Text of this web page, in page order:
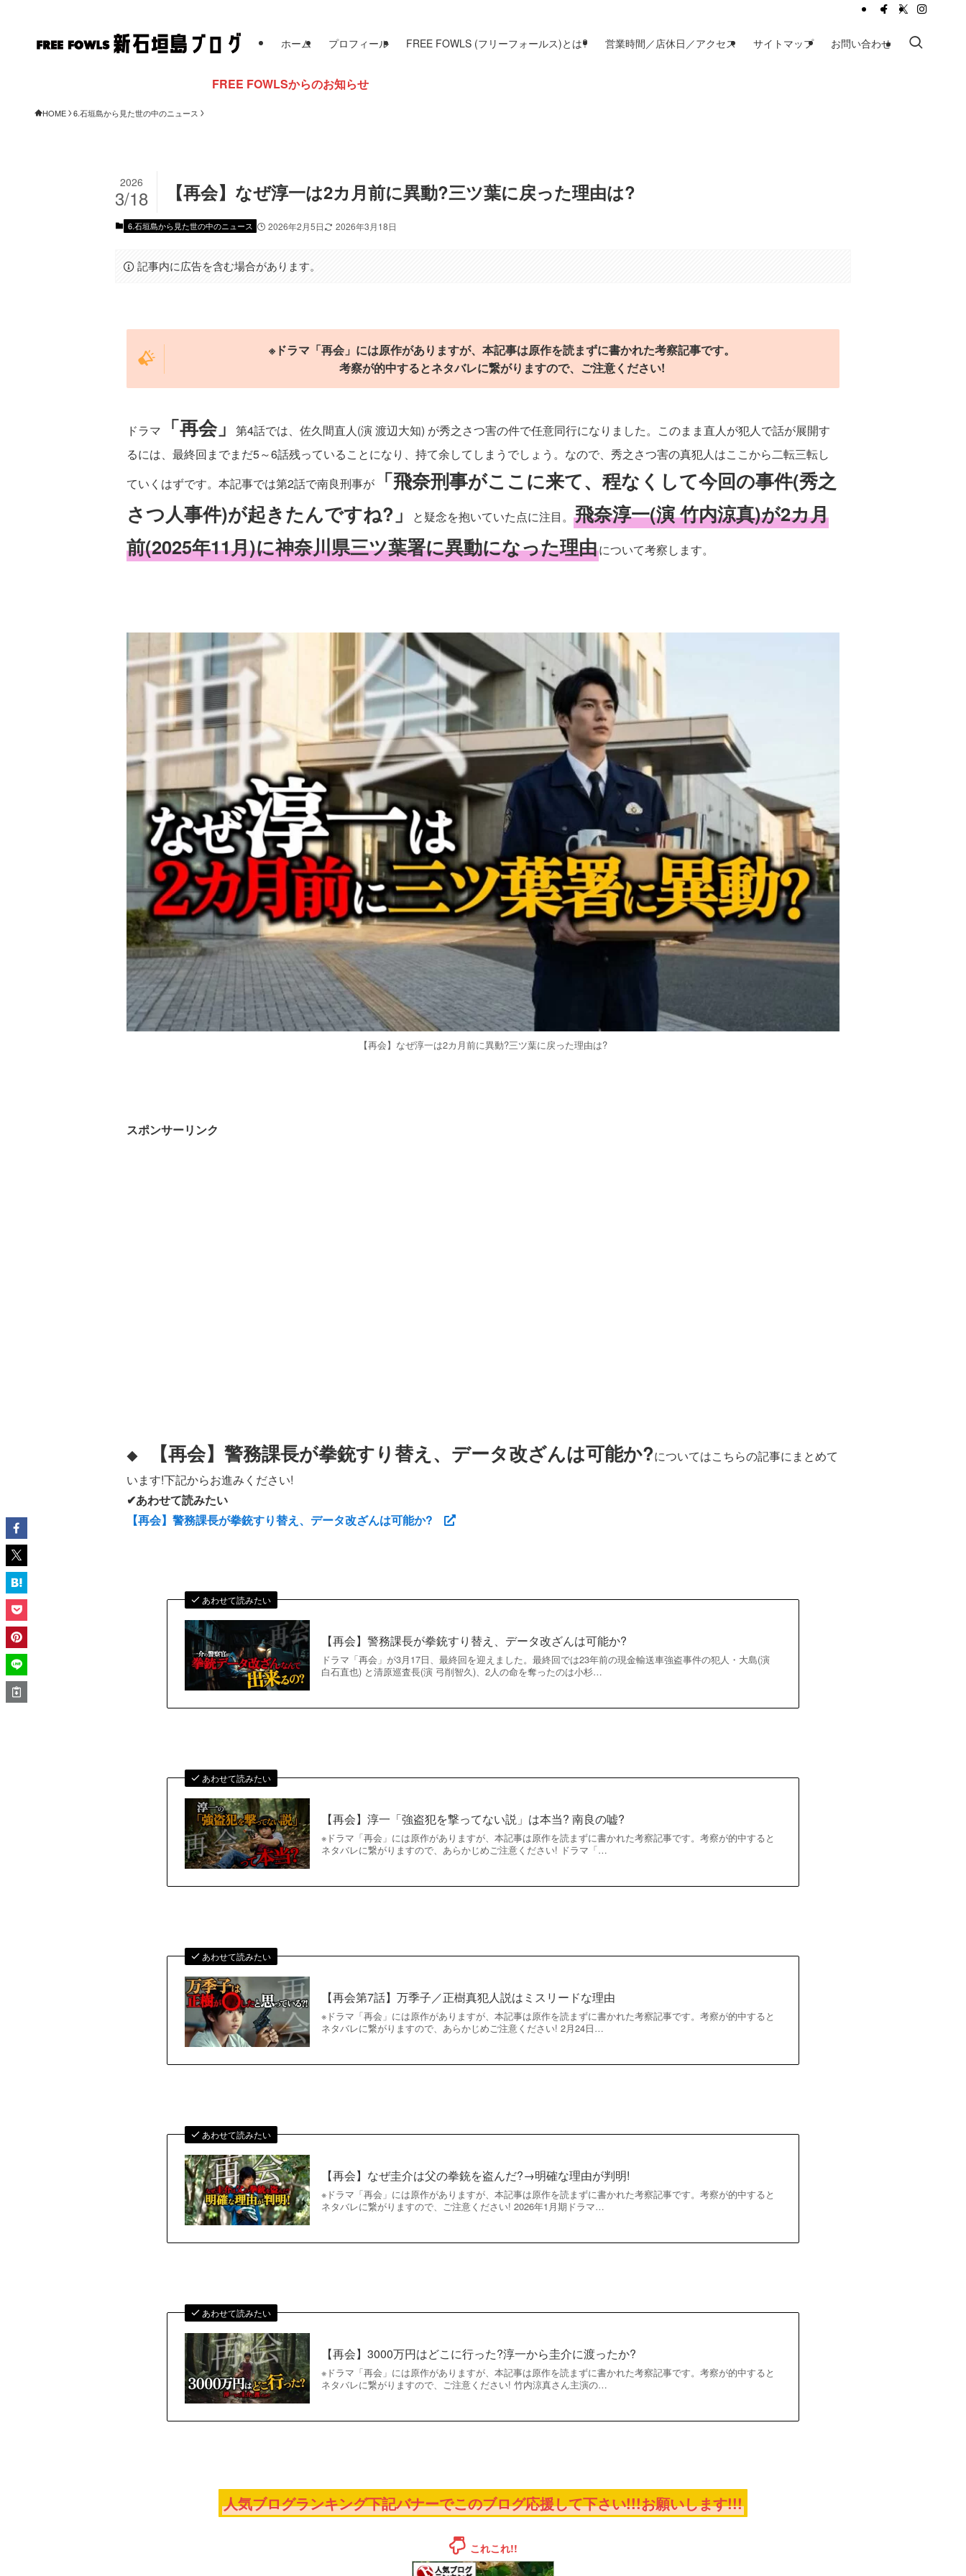
ホーム プロフィール FREE FOWLS (フリーフォールス)とは? 営業時間／店休日／アクセス サイトマップ お問い合わせ
FREE FOWLSからのお知らせ
HOME 6.石垣島から見た世の中のニュース
【再会】なぜ淳一は2カ月前に異動?三ツ葉に戻った理由は?
2026
3/18
6.石垣島から見た世の中のニュース 2026年2月5日 2026年3月18日
記事内に広告を含む場合があります。
※ドラマ「再会」には原作がありますが、本記事は原作を読まずに書かれた考察記事です。
考察が的中するとネタバレに繋がりますので、ご注意ください!
ドラマ 「再会」
第4話では、佐久間直人(演 渡辺大知) が秀之さつ害の件で任意同行になりました。このまま直人が犯人で話が展開す
るには、最終回までまだ5～6話残っていることになり、持て余してしまうでしょう。なので、秀之さつ害の真犯人はここから二転三転し
ていくはずです。本記事では第2話で南良刑事が
「飛奈刑事がここに来て、程なくして今回の事件(秀之
さつ人事件)が起きたんですね?」
と疑念を抱いていた点に注目。 飛奈淳一(演 竹内涼真)が2カ月
前(2025年11月)に神奈川県三ツ葉署に異動になった理由について考察します。
【再会】なぜ淳一は2カ月前に異動?三ツ葉に戻った理由は?
スポンサーリンク
◆ 【再会】警務課長が拳銃すり替え、データ改ざんは可能か?についてはこちらの記事にまとめて
います!下記からお進みください!
✔あわせて読みたい
【再会】警務課長が拳銃すり替え、データ改ざんは可能か?
あわせて読みたい
【再会】警務課長が拳銃すり替え、データ改ざんは可能か?
ドラマ「再会」が3月17日、最終回を迎えました。最終回では23年前の現金輸送車強盗事件の犯人・大島(演
白石直也) と清原巡査長(演 弓削智久)、2人の命を奪ったのは小杉…
あわせて読みたい
【再会】淳一「強盗犯を撃ってない説」は本当? 南良の嘘?
※ドラマ「再会」には原作がありますが、本記事は原作を読まずに書かれた考察記事です。考察が的中すると
ネタバレに繋がりますので、あらかじめご注意ください! ドラマ「…
あわせて読みたい
【再会第7話】万季子／正樹真犯人説はミスリードな理由
※ドラマ「再会」には原作がありますが、本記事は原作を読まずに書かれた考察記事です。考察が的中すると
ネタバレに繋がりますので、あらかじめご注意ください! 2月24日…
あわせて読みたい
【再会】なぜ圭介は父の拳銃を盗んだ?→明確な理由が判明!
※ドラマ「再会」には原作がありますが、本記事は原作を読まずに書かれた考察記事です。考察が的中すると
ネタバレに繋がりますので、ご注意ください! 2026年1月期ドラマ…
あわせて読みたい
【再会】3000万円はどこに行った?淳一から圭介に渡ったか?
※ドラマ「再会」には原作がありますが、本記事は原作を読まずに書かれた考察記事です。考察が的中すると
ネタバレに繋がりますので、ご注意ください! 竹内涼真さん主演の…
人気ブログランキング下記バナーでこのブログ応援して下さい!!!お願いします!!!
これこれ!!